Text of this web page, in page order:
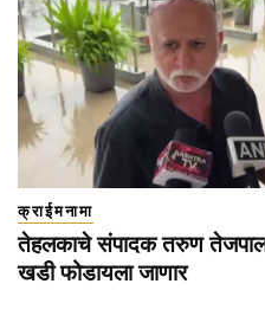
क्राईमनामा
तेहलकाचे संपादक तरुण तेजपाल
खडी फोडायला जाणार